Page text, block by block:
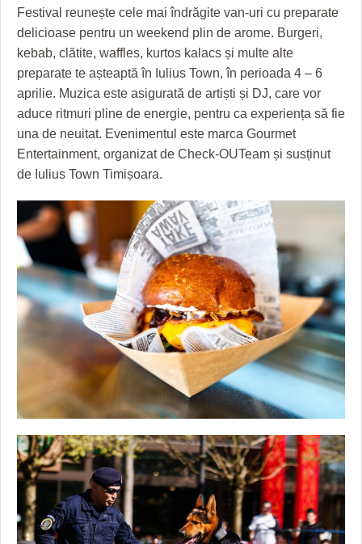
SFATURI JURIDICE
Festival reunește cele mai îndrăgite van-uri cu preparate
delicioase pentru un weekend plin de arome. Burgeri,
kebab, clătite, waffles, kurtos kalacs și multe alte
preparate te așteaptă în Iulius Town, în perioada 4 – 6
aprilie. Muzica este asigurată de artiști și DJ, care vor
aduce ritmuri pline de energie, pentru ca experiența să fie
una de neuitat. Evenimentul este marca Gourmet
Entertainment, organizat de Check-OUTeam și susținut
de Iulius Town Timișoara.